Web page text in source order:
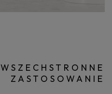
WSZECHSTRONNE
ZASTOSOWANIE